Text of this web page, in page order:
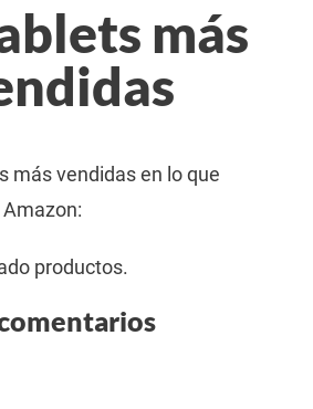
más
más vendidas en lo que
Amazon:
productos.